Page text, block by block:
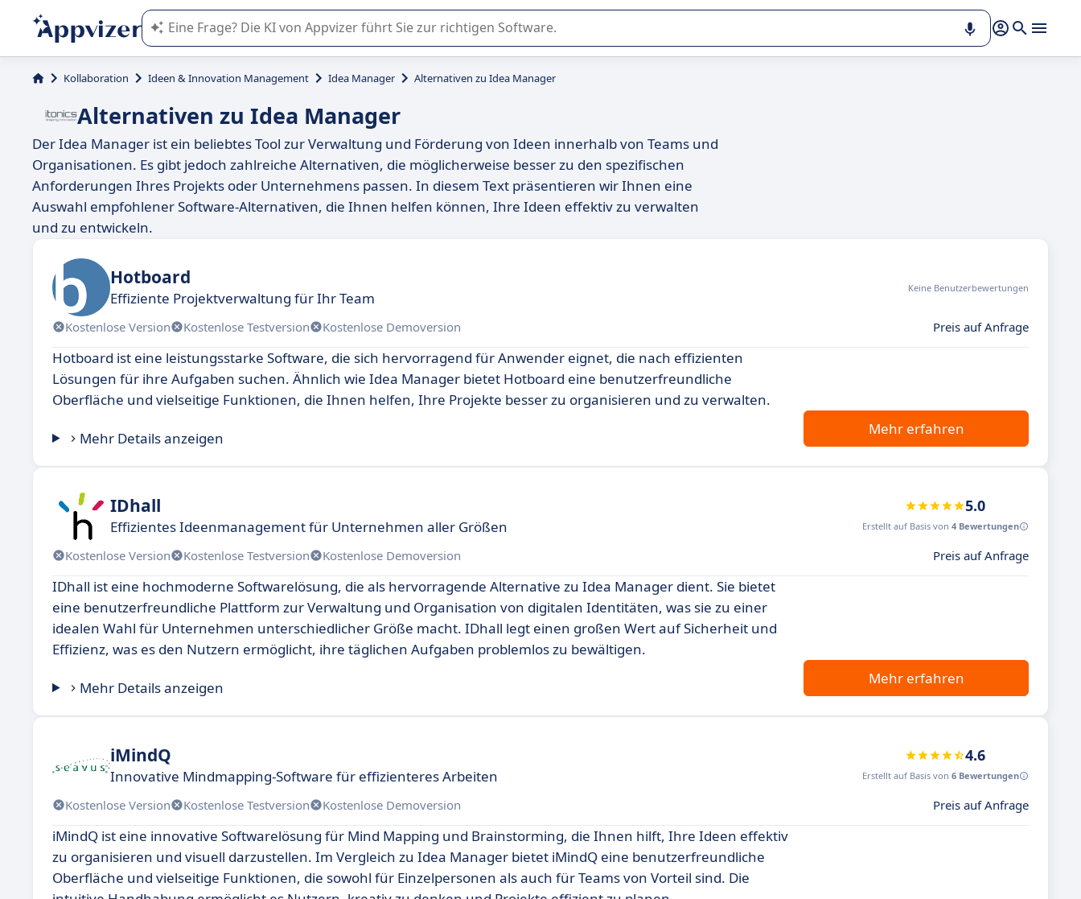
Die KI von Appvizer führt Sie bei der Nutzung oder Auswahl von SaaS-Software in Unternehmen.
Kollaboration Ideen & Innovation Management Idea Manager Alternativen zu Idea Manager
Alternativen zu Idea Manager
Der Idea Manager ist ein beliebtes Tool zur Verwaltung und Förderung von Ideen innerhalb von Teams und
Organisationen. Es gibt jedoch zahlreiche Alternativen, die möglicherweise besser zu den spezifischen
Anforderungen Ihres Projekts oder Unternehmens passen. In diesem Text präsentieren wir Ihnen eine
Auswahl empfohlener Software-Alternativen, die Ihnen helfen können, Ihre Ideen effektiv zu verwalten
und zu entwickeln.
Hotboard
Effiziente Projektverwaltung für Ihr Team
Keine Benutzerbewertungen
Kostenlose Version Kostenlose Testversion Kostenlose Demoversion Preis auf Anfrage
Hotboard ist eine leistungsstarke Software, die sich hervorragend für Anwender eignet, die nach effizienten
Lösungen für ihre Aufgaben suchen. Ähnlich wie Idea Manager bietet Hotboard eine benutzerfreundliche
Oberfläche und vielseitige Funktionen, die Ihnen helfen, Ihre Projekte besser zu organisieren und zu verwalten.
Mehr Details anzeigen
Mehr erfahren
IDhall
Effizientes Ideenmanagement für Unternehmen aller Größen
5.0
Erstellt auf Basis von 4 Bewertungen
Kostenlose Version Kostenlose Testversion Kostenlose Demoversion Preis auf Anfrage
IDhall ist eine hochmoderne Softwarelösung, die als hervorragende Alternative zu Idea Manager dient. Sie bietet
eine benutzerfreundliche Plattform zur Verwaltung und Organisation von digitalen Identitäten, was sie zu einer
idealen Wahl für Unternehmen unterschiedlicher Größe macht. IDhall legt einen großen Wert auf Sicherheit und
Effizienz, was es den Nutzern ermöglicht, ihre täglichen Aufgaben problemlos zu bewältigen.
Mehr Details anzeigen
Mehr erfahren
iMindQ
Innovative Mindmapping-Software für effizienteres Arbeiten
4.6
Erstellt auf Basis von 6 Bewertungen
Kostenlose Version Kostenlose Testversion Kostenlose Demoversion Preis auf Anfrage
iMindQ ist eine innovative Softwarelösung für Mind Mapping und Brainstorming, die Ihnen hilft, Ihre Ideen effektiv
zu organisieren und visuell darzustellen. Im Vergleich zu Idea Manager bietet iMindQ eine benutzerfreundliche
Oberfläche und vielseitige Funktionen, die sowohl für Einzelpersonen als auch für Teams von Vorteil sind. Die